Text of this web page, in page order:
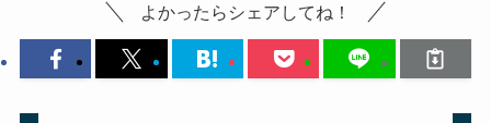
よかったらシェアしてね！